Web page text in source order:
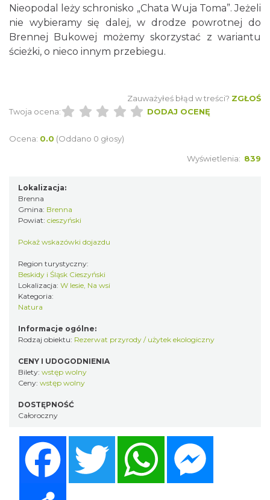
Nieopodal leży schronisko „Chata Wuja Toma”. Jeżeli
nie wybieramy się dalej, w drodze powrotnej do
Brennej Bukowej możemy skorzystać z wariantu
ścieżki, o nieco innym przebiegu.
Zauważyłeś błąd w treści? ZGŁOŚ
Twoja ocena:
DODAJ OCENĘ
Ocena: 0.0 (Oddano 0 głosy)
Wyświetlenia: 839
Lokalizacja:
Brenna
Gmina: Brenna
Powiat: cieszyński
Pokaż wskazówki dojazdu
Region turystyczny:
Beskidy i Śląsk Cieszyński
Lokalizacja: W lesie, Na wsi
Kategoria:
Natura
Informacje ogólne:
Rodzaj obiektu: Rezerwat przyrody / użytek ekologiczny
CENY I UDOGODNIENIA
Bilety: wstęp wolny
Ceny: wstęp wolny
DOSTĘPNOŚĆ
Całoroczny
Twitter WhatsApp